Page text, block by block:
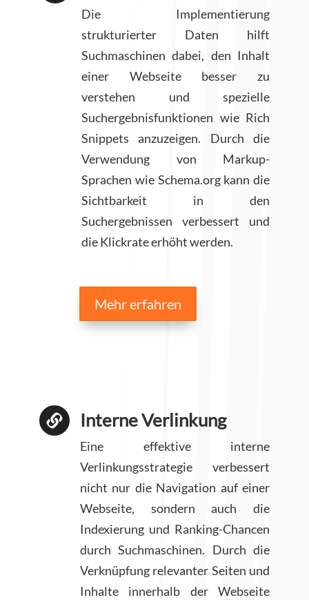
Die Implementierung
strukturierter Daten hilft
Suchmaschinen dabei, den Inhalt
einer Webseite besser zu
verstehen und spezielle
Suchergebnisfunktionen wie Rich
Snippets anzuzeigen. Durch die
Verwendung von Markup-
Sprachen wie Schema.org kann die
Sichtbarkeit in den
Suchergebnissen verbessert und
die Klickrate erhöht werden.
Mehr erfahren
 Interne Verlinkung
Eine effektive interne
Verlinkungsstrategie verbessert
nicht nur die Navigation auf einer
Webseite, sondern auch die
Indexierung und Ranking-Chancen
durch Suchmaschinen. Durch die
Verknüpfung relevanter Seiten und
Inhalte innerhalb der Webseite